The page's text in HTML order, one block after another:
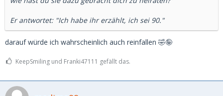
Er antwortet: "Ich habe ihr erzählt, ich sei 90."
darauf würde ich wahrscheinlich auch reinfallen 🤣🤪
KeepSmiling und Franki47111 gefällt das.